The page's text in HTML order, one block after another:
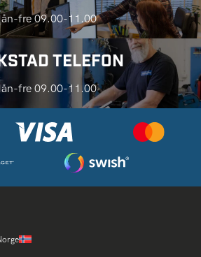
fre 09.00-11.00
TELEFON
fre 09.00-11.00